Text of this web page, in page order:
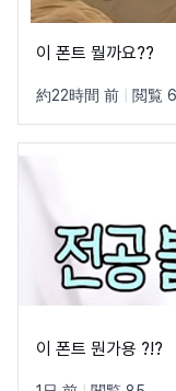
이 폰트 뭘까요??
約22時間 前 閲覧
이 폰트 뭔가용 ?!?